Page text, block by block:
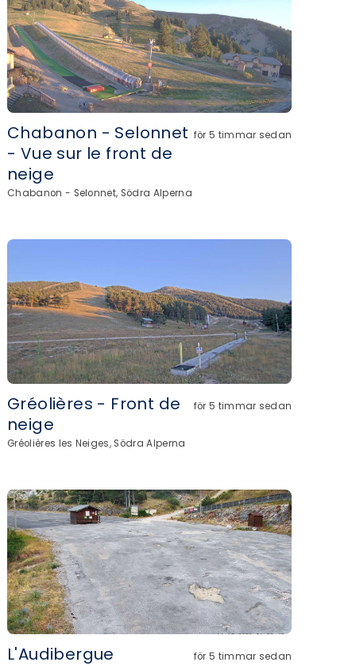
Chabanon - Selonnet
- Vue sur le front de
neige
för 5 timmar sedan
Chabanon - Selonnet, Södra Alperna
Gréolières - Front de
neige
för 5 timmar sedan
Gréolières les Neiges, Södra Alperna
L'Audibergue
för 5 timmar sedan